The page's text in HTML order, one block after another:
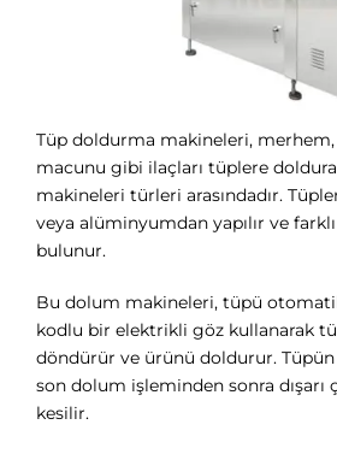
Tüp doldurma makineleri,
macunu gibi ilaçları tüplere
makineleri türleri arasındadır.
veya alüminyumdan yapılır ve
bulunur.
Bu dolum makineleri, tüpü
kodlu bir elektrikli göz kullanarak
döndürür ve ürünü doldurur. Tüpün
son dolum işleminden sonra dışarı
kesilir.